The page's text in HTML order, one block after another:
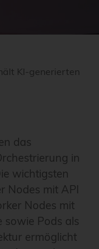
KI-generierten
das
in
wichtigsten
Nodes mit API
Nodes mit
sowie Pods als
ermöglicht